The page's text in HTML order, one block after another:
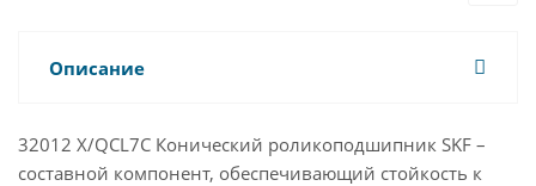
Описание
32012 X/QCL7C Конический роликоподшипник SKF –
составной компонент, обеспечивающий стойкость к